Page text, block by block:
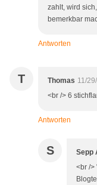
zahlt, wird
bemerkbar
Antworten
T Thomas 11/
<br /> 6
Antworten
S Sepp
<br />